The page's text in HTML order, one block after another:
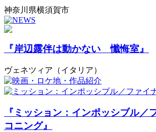
神奈川県横須賀市
『岸辺露伴は動かない 懺悔室』
ヴェネツィア（イタリア）
『ミッション：インポッシブル／
コニング』